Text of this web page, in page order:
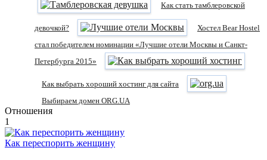
Как стать тамблеровской
девочкой?
Хостел Bear Hostel
стал победителем номинации «Лучшие отели Москвы и Санкт-
Петербурга 2015»
Как выбрать хороший хостинг для сайта
Выбираем домен ORG.UA
Отношения
1
Как переспорить женщину